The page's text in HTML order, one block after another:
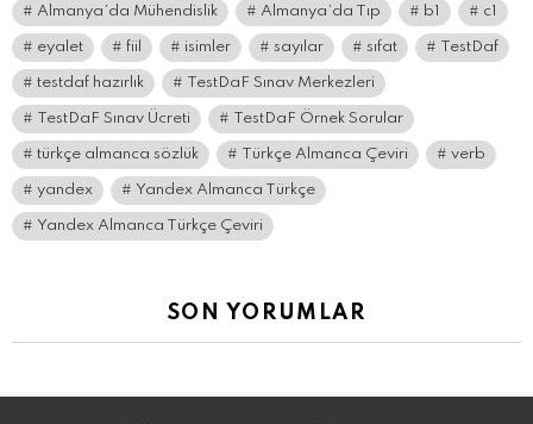
Almanya’da Mühendislik Almanya’da Tıp b1 c1
eyalet fiil isimler sayılar sıfat TestDaf
testdaf hazırlık TestDaF Sınav Merkezleri
TestDaF Sınav Ücreti TestDaF Örnek Sorular
türkçe almanca sözlük Türkçe Almanca Çeviri verb
yandex Yandex Almanca Türkçe
Yandex Almanca Türkçe Çeviri
SON YORUMLAR